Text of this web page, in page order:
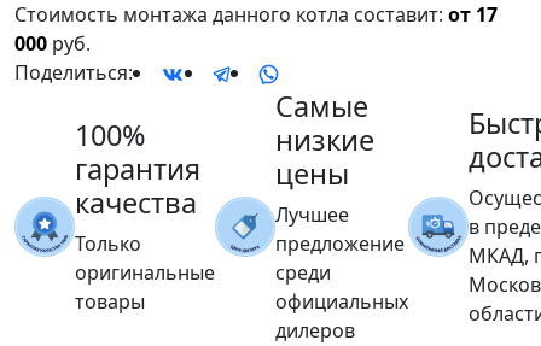
Стоимость монтажа данного котла составит: от 17
000 руб.
Поделиться:
100%
гарантия
качества
Только
оригинальные
товары
Самые
низкие
цены
Лучшее
предложение
среди
официальных
дилеров
в
МКАД,